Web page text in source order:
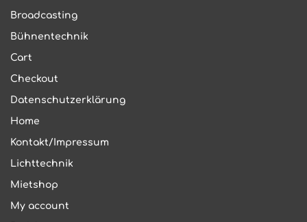
Broadcasting
Bühnentechnik
Cart
Checkout
Datenschutzerklärung
Home
Kontakt/Impressum
Lichttechnik
Mietshop
My account